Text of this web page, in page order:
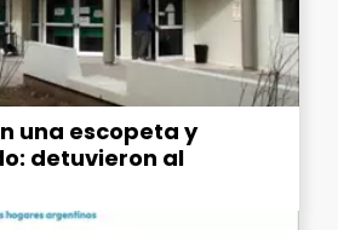
una escopeta y
detuvieron al